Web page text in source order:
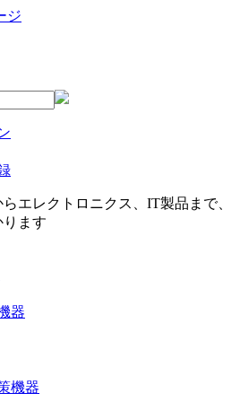
エレクトロニクス、IT製品まで、
ます
器
機器